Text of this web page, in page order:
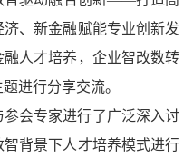
、新金融赋能专业创新发
人才培养，企业智改数转
题进行分享交流。
参会专家进行了广泛深入讨
背景下人才培养模式进行